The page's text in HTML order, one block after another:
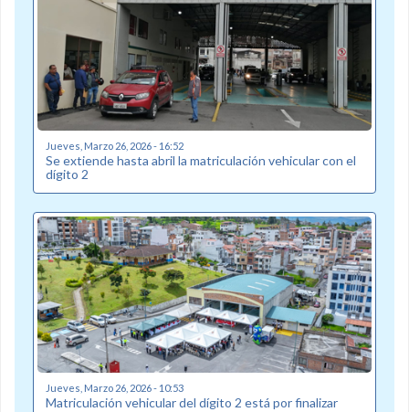
Jueves, Marzo 26, 2026 - 16:52
Se extiende hasta abril la matriculación vehicular con el
dígito 2
Jueves, Marzo 26, 2026 - 10:53
Matriculación vehicular del dígito 2 está por finalizar